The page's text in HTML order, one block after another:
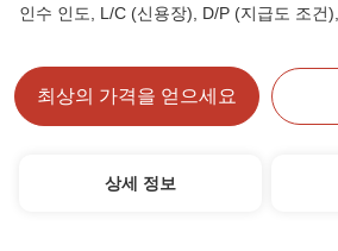
인수 인도, L/C (신용장), D/P (지급도 조건
최상의 가격을 얻으세요
상세 정보